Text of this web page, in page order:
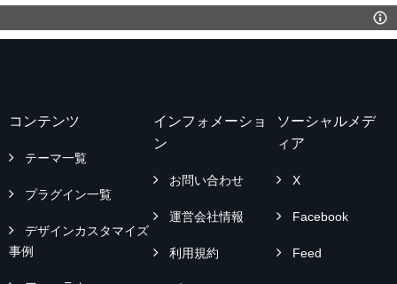
コンテンツ
テーマ一覧
プラグイン一覧
デザインカスタマイズ
事例
インフォメーショ
ン
お問い合わせ
運営会社情報
利用規約
ソーシャルメデ
ィア
X
Facebook
Feed